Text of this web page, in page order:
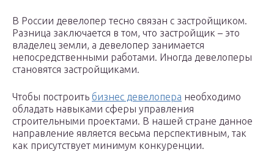
В России девелопер тесно связан с застройщиком.
Разница заключается в том, что застройщик – это
владелец земли, а девелопер занимается
непосредственными работами. Иногда девелоперы
становятся застройщиками.
Чтобы построить бизнес девелопера необходимо
обладать навыками сферы управления
строительными проектами. В нашей стране данное
направление является весьма перспективным, так
как присутствует минимум конкуренции.